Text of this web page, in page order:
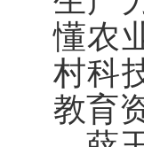
懂农
村科
教育